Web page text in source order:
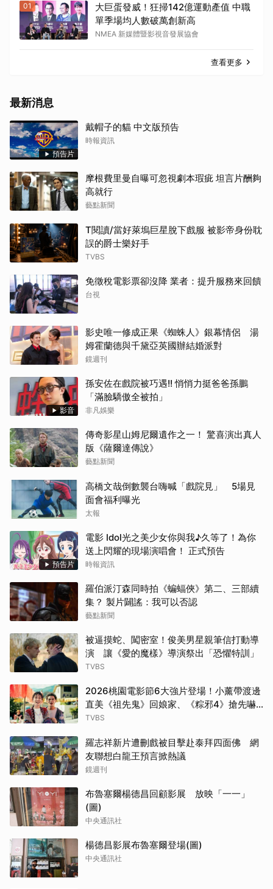
01
大巨蛋發威！狂掃142億運動產值 中職
單季場均人數破萬創新高
NMEA 新媒體暨影視音發展協會
查看更多
最新消息
預告片
戴帽子的貓 中文版預告
時報資訊
摩根費里曼自曝可忽視劇本瑕疵 坦言片酬夠
高就行
藝點新聞
T閱讀/當好萊塢巨星脫下戲服 被影帝身份耽
誤的爵士樂好手
TVBS
免徵稅電影票卻沒降 業者：提升服務來回饋
台視
影史唯一修成正果《蜘蛛人》銀幕情侶 湯
姆霍蘭德與千黛亞英國辦結婚派對
鏡週刊
影音
孫安佐在戲院被巧遇!! 悄悄力挺爸爸孫鵬
「滿臉驕傲全被拍」
非凡娛樂
傳奇影星山姆尼爾遺作之一！ 驚喜演出真人
版《薩爾達傳說》
藝點新聞
高橋文哉倒數襲台嗨喊「戲院見」 5場見
面會福利曝光
太報
預告片
電影 Idol光之美少女你與我♪久等了！為你
送上閃耀的現場演唱會！ 正式預告
時報資訊
羅伯派汀森同時拍《蝙蝠俠》第二、三部續
集？ 製片闢謠：我可以否認
藝點新聞
被逼摸蛇、闖密室！俊美男星親筆信打動導
演 讓《愛的魔樣》導演祭出「恐懼特訓」
TVBS
2026桃園電影節6大強片登場！小薰帶渡邊
直美《祖先鬼》回娘家、《粽邪4》搶先嚇
桃園
TVBS
羅志祥新片遭刪戲被目擊赴泰拜四面佛 網
友聯想白龍王預言掀熱議
鏡週刊
布魯塞爾楊德昌回顧影展 放映「一一」
(圖)
中央通訊社
楊德昌影展布魯塞爾登場(圖)
中央通訊社